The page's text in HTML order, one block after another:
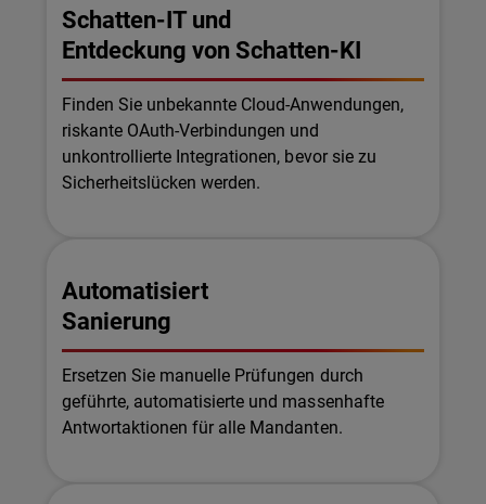
Schatten-IT und
Entdeckung von Schatten-KI
Finden Sie unbekannte Cloud-Anwendungen,
riskante OAuth-Verbindungen und
unkontrollierte Integrationen, bevor sie zu
Sicherheitslücken werden.
Automatisiert
Sanierung
Ersetzen Sie manuelle Prüfungen durch
geführte, automatisierte und massenhafte
Antwortaktionen für alle Mandanten.